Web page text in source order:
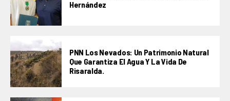
Hernández
PNN Los Nevados: Un Patrimonio Natural
Que Garantiza El Agua Y La Vida De
Risaralda.